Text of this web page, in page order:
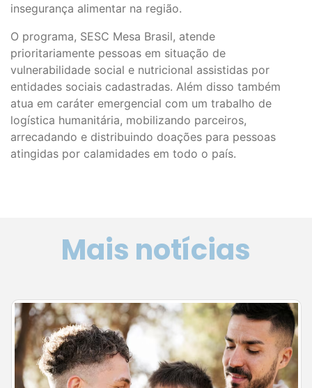
insegurança alimentar na região.
O programa, SESC Mesa Brasil, atende
prioritariamente pessoas em situação de
vulnerabilidade social e nutricional assistidas por
entidades sociais cadastradas. Além disso também
atua em caráter emergencial com um trabalho de
logística humanitária, mobilizando parceiros,
arrecadando e distribuindo doações para pessoas
atingidas por calamidades em todo o país.
Mais notícias